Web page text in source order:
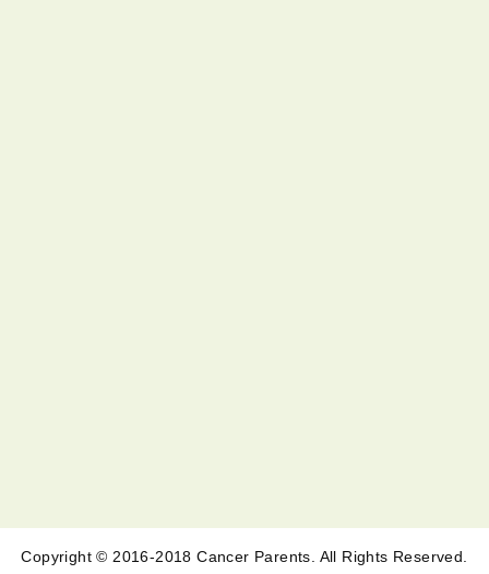
Copyright © 2016-2018 Cancer Parents. All Rights Reserved.